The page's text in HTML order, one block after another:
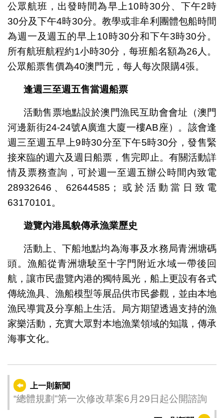
公眾航班，出發時間為早上10時30分、下午2時
30分及下午4時30分。教學或非牟利團體包船時間
為週一及週五的早上10時30分和下午3時30分。
所有航班航程約1小時30分，每班船名額為26人。
公眾船票售價為40澳門元，每人每次限購4張。
逢週三至週五售當週船票
活動售票地點設於澳門漁民互助會會址（澳門
河邊新街24-24號A廣進大廈一樓AB座）。該會逢
週三至週五早上9時30分至下午5時30分，發售緊
接來臨的週六及週日船票，售完即止。有關活動詳
情及票務查詢，可於週一至週五辦公時間內致電
28932646、62644585；或於活動當日致電
63170101。
遊覽內港風貌傳承漁業歷史
活動上、下船地點均為海事及水務局青洲塘碼
頭。漁船從青洲塘駛至十字門附近水域一帶後回
航，讓市民盡覽內港的獨特風光，船上更設有各式
傳統漁具、漁船模型等展品供市民參觀，並由本地
漁民導賞及分享船上生活。局方期望透過支持的漁
家樂活動，充實大眾對本地漁業領域的知識，傳承
海事文化。
上一則新聞
“總體規劃”第一次修改草案6月29日起公開諮詢